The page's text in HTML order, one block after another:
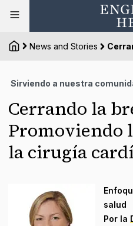
News and Stories
Sirviendo a nuestra
Cerrando la
Promoviendo
la cirugía
salud
Por la